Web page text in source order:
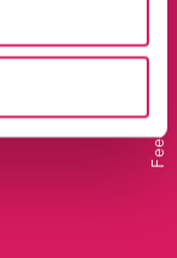
Feedback